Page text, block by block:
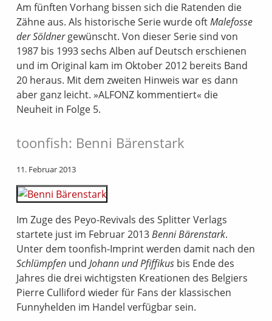
Am fünften Vorhang bissen sich die Ratenden die
Zähne aus. Als historische Serie wurde oftMalefosse
der Söldnergewünscht. Von dieser Serie sind von
1987 bis 1993 sechs Alben auf Deutsch erschienen
und im Original kam im Oktober 2012 bereits Band
20 heraus. Mit dem zweiten Hinweis war es dann
aber ganz leicht. »ALFONZ kommentiert« die
Neuheit in Folge 5.
toonfish: Benni Bärenstark
11. Februar 2013
Im Zuge des Peyo-Revivals des Splitter Verlags
startete just im Februar 2013Benni Bärenstark.
Unter dem toonfish-Imprint werden damit nach den
Schlümpfen und Johann und Pfiffikus bis Ende des
Jahres die drei wichtigsten Kreationen des Belgiers
Pierre Culliford wieder für Fans der klassischen
Funnyhelden im Handel verfügbar sein.